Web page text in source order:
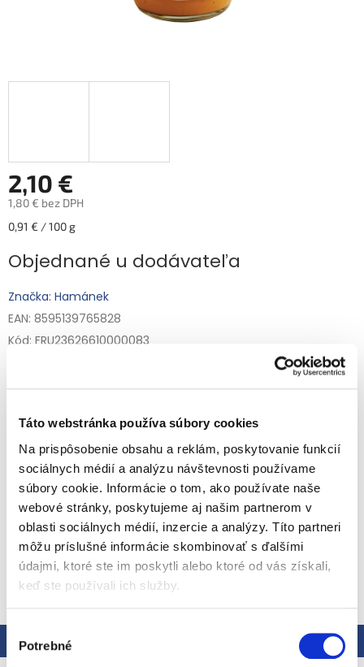
Táto webstránka používa súbory cookies
Na prispôsobenie obsahu a reklám, poskytovanie funkcií
sociálnych médií a analýzu návštevnosti používame
súbory cookie. Informácie o tom, ako používate naše
webové stránky, poskytujeme aj našim partnerom v
oblasti sociálnych médií, inzercie a analýzy. Títo partneri
môžu príslušné informácie skombinovať s ďalšími
údajmi, ktoré ste im poskytli alebo ktoré od vás získali,
keď ste používali ich služby.
Výber
súhlasu
Potrebné
2,10 €
1,80 € bez DPH
Jednotková
0,91 € / 100 g
Objednané u dodávateľa
Značka: Hamánek
EAN: 8595139765828
Kód: FRU23626610000083
Vek dieťaťa: od ukončeného 8. mesiaca
Špecialita z mäsa a zeleniny je vyrobená z najkvalitnejších
surovín a prispôsobená chuti malých gurmánov. V
obľúbenom a ľahko recyklovateľnom sklenenom balení.
Zloženie:Mrkva (30 %), voda, paradajky (20 %), kuracie mäso
(10 %), cestoviny (5 %) (PŠENIČNÁ múka), SMOTANA,
kukuričný modifikovaný škrob, bylinky (bazalka, oregano),
citrónový koncentrát.
Benefity
Jemná chuť
Špeciality sú základom pestrej detskej stravy
Detailné informácie
OPÝTAŤ SA STRÁŽIŤ
Popis Hodnotenie